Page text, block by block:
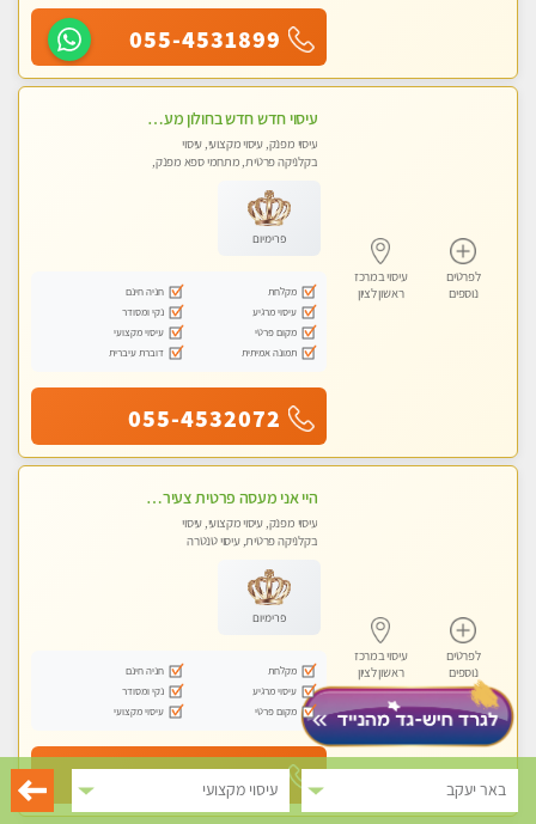
באר יעקב עיסוי מקצועי
055-4531899
לפרטים
נוספים
עיסוי במרכז
ראשון לציון
עיסוי חדש חדש בחולון מעסות חדשות ומקצועיות בקליניקה פרטית.
עיסוי מפנק, עיסוי מקצועי, עיסוי
בקלניקה פרטית, מתחמי ספא מפנק,
פרימיום
מקלחת
חניה חינם
עיסוי מרגיע
נקי ומסודר
מקום פרטי
עיסוי מקצועי
תמונה אמיתית
דוברת עיברית
055-4532072
לפרטים
נוספים
עיסוי במרכז
ראשון לציון
היי אני מעסה פרטית צעירה במרכז העיר בראשון לציון
עיסוי מפנק, עיסוי מקצועי, עיסוי
בקלניקה פרטית, עיסוי טנטרה
פרימיום
מקלחת
חניה חינם
עיסוי מרגיע
נקי ומסודר
מקום פרטי
עיסוי מקצועי
055-4532203